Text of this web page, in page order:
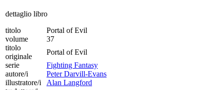
dettaglio libro
titolo
Portal of Evil
volume
37
titolo
originale
Portal of Evil
serie
Fighting Fantasy
autore/i
Peter Darvill-Evans
illustratore/i
Alan Langford